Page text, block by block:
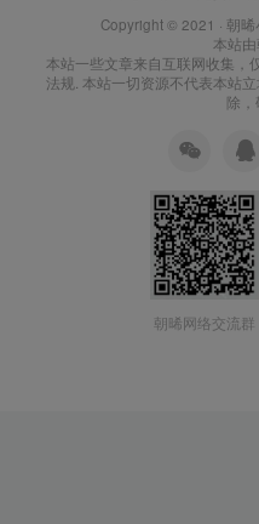
Copyright © 2021 · 朝晞
本站由
本站一些文章来自互联网收集，
法规. 本站一切资源不代表本站
除，
朝晞网络交流群